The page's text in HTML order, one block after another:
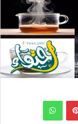
بينتيريستواتساب